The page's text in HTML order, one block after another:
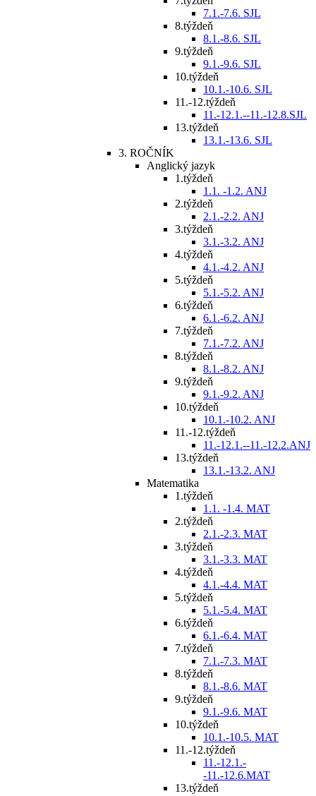
7.1.-7.6. SJL
8.týždeň
8.1.-8.6. SJL
9.týždeň
9.1.-9.6. SJL
10.týždeň
10.1.-10.6. SJL
11.-12.týždeň
11.-12.1.--11.-12.8.SJL
13.týždeň
13.1.-13.6. SJL
3. ROČNÍK
Anglický jazyk
1.týždeň
1.1. -1.2. ANJ
2.týždeň
2.1.-2.2. ANJ
3.týždeň
3.1.-3.2. ANJ
4.týždeň
4.1.-4.2. ANJ
5.týždeň
5.1.-5.2. ANJ
6.týždeň
6.1.-6.2. ANJ
7.týždeň
7.1.-7.2. ANJ
8.týždeň
8.1.-8.2. ANJ
9.týždeň
9.1.-9.2. ANJ
10.týždeň
10.1.-10.2. ANJ
11.-12.týždeň
11.-12.1.--11.-12.2.ANJ
13.týždeň
13.1.-13.2. ANJ
Matematika
1.týždeň
1.1. -1.4. MAT
2.týždeň
2.1.-2.3. MAT
3.týždeň
3.1.-3.3. MAT
4.týždeň
4.1.-4.4. MAT
5.týždeň
5.1.-5.4. MAT
6.týždeň
6.1.-6.4. MAT
7.týždeň
7.1.-7.3. MAT
8.týždeň
8.1.-8.6. MAT
9.týždeň
9.1.-9.6. MAT
10.týždeň
10.1.-10.5. MAT
11.-12.týždeň
11.-12.1.-
-11.-12.6.MAT
13.týždeň